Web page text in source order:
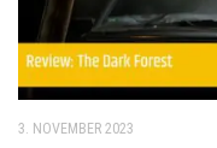
3. NOVEMBER 2023